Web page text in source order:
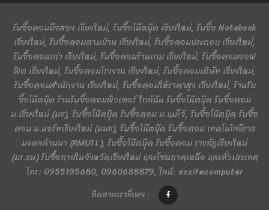
รับซื้อคอมมือสอง เชียงใหม่, รับซื้อโน๊ตบุ๊ค เชียงใหม่, รับซื้อ Notebook
เชียงใหม่, รับซื้อคอมตามบ้าน เชียงใหม่, รับซื้อคอมประกอบ เชียงใหม่,
รับซื้อคอมเก่า เชียงใหม่, รับซื้อคอมร้านเกม เชียงใหม่, รับซื้อคอมออฟ
ฟิต เชียงใหม่, รับซื้อคอมโรงงาน เชียงใหม่, รับซื้อคอมบริษัท เชียงใหม่,
รับซื้อคอมสำนักงาน เชียงใหม่, รับซื้อคอมให้ราคาสูง เชียงใหม่, ร้านรับ
ซื้อโน๊ตบุ๊ค ร้านรับซื้อคอมพิวเตอร์ ใกล้ฉัน รับซื้อโน๊ตบุ๊ค รับซื้อคอม
ม.เชียงใหม่ (มช), รับซื้อโน๊ตบุ๊ค รับซื้อคอม ม.แม่โจ้, รับซื้อโน๊ตบุ๊ค รับซื้อ
คอม ม.นอร์ทเชียงใหม่ (มนช), รับซื้อโน๊ตบุ๊ค รับซื้อคอม เทคโนโลยีราช
มงคลล้านนา (RMUTL), รับซื้อโน๊ตบุ๊ค รับซื้อคอม ราชภัฏเชียงใหม่
(มร.ชม) รับซื้อภายในจังหวัดเชียงใหม่ และโซนภาคเหนือ และทั่วประเทศ
โทร: 0955195680, 0960688879, ไลน์: excitecomputer
ติดตามเราที่เพจ :